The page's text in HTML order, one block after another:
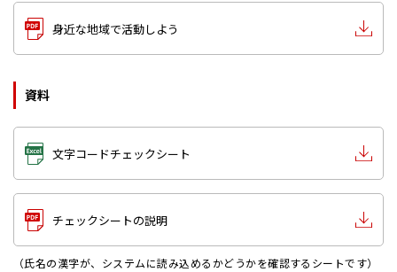
身近な地域で活動しよう
資料
文字コードチェックシート
チェックシートの説明
（氏名の漢字が、システムに読み込めるかどうかを確認するシートです）